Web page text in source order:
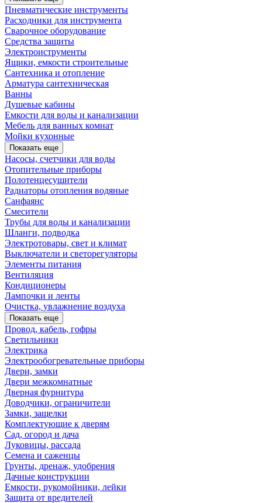
Пневматические инструменты
Расходники для инструмента
Сварочное оборудование
Средства защиты
Электроиструменты
Ящики, емкости строительные
Сантехника и отопление
Арматура сантехническая
Ванны
Душевые кабины
Емкости для воды и канализации
Мебель для ванных комнат
Мойки кухонные
Показать еще
Насосы, счетчики для воды
Отопительные приборы
Полотенцесушители
Радиаторы отопления водяные
Санфаянс
Смесители
Трубы для воды и канализации
Шланги, подводка
Электротовары, свет и климат
Выключатели и светорегуляторы
Элементы питания
Вентиляция
Кондиционеры
Лампочки и ленты
Очистка, увлажнение воздуха
Показать еще
Провод, кабель, гофры
Светильники
Электрика
Электрообогревательные приборы
Двери, замки
Двери межкомнатные
Дверная фурнитура
Доводчики, ограничители
Замки, защелки
Комплектующие к дверям
Сад, огород и дача
Луковицы, рассада
Семена и саженцы
Грунты, дренаж, удобрения
Дачные конструкции
Емкости, рукомойники, лейки
Защита от вредителей